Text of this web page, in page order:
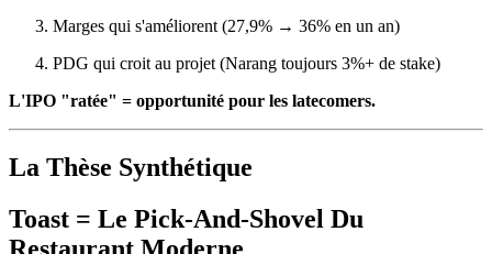
Marges qui s'améliorent (27,9% → 36% en un an)
PDG qui croit au projet (Narang toujours 3%+ de stake)
L'IPO "ratée" = opportunité pour les latecomers.
La Thèse Synthétique
Toast = Le Pick-And-Shovel Du